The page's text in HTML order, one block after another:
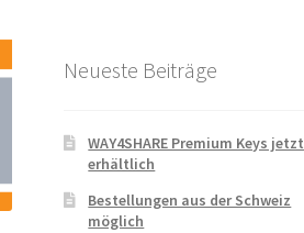
Neueste Beiträge
WAY4SHARE Premium Keys jetzt
erhältlich
Bestellungen aus der Schweiz
möglich